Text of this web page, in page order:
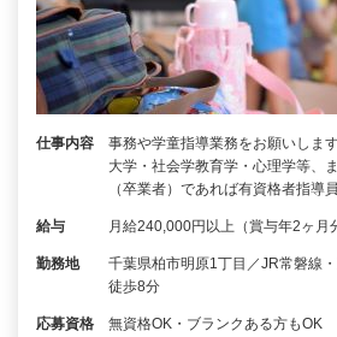
仕事内容
事務や学童指導業務をお願いしま
大学・社会学教育学・心理学等、
（卒業者）であれば有資格者指導
給与 月給240,000円以上（賞与年2ヶ月
勤務地
千葉県柏市明原1丁目／JR常磐線
徒歩8分
応募資格
無資格OK・ブランクある方も